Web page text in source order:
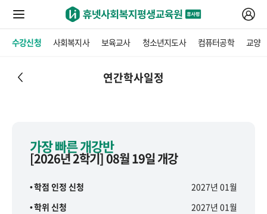
수강신청 사회복지사 보육교사 청소년지도사 컴퓨터공학 교양
연간학사일정
가장 빠른 개강반
[2026년 2학기] 08월 19일 개강
학점 인정 신청
2027년 01월
학위 신청
2027년 01월